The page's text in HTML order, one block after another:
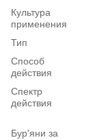
Культура
применения
Тип
Способ
действия
Спектр
действия
Бур'яни за